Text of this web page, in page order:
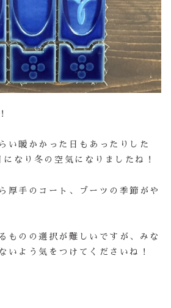
い暖かかった日もあったりした
なり冬の空気になりましたね！
厚手のコート、ブーツの季節がや
ものの選択が難しいですが、みな
いよう気をつけてくださいね！